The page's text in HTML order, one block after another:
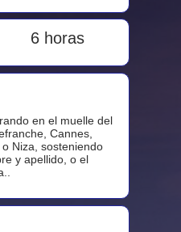
en el muelle del
Cannes,
Niza, sosteniendo
y apellido, o el
6 horas